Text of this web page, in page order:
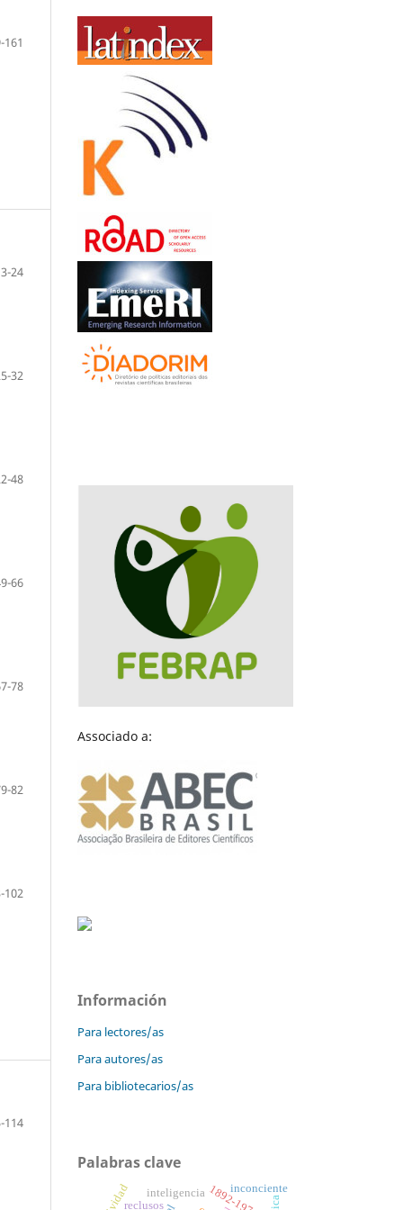
161
24
32
48
66
78
82
102
114
Associado a:
Información
Para lectores/as
Para autores/as
Para bibliotecarios/as
Palabras clave
1892-1974
inteligencia
reclusos
inconciente